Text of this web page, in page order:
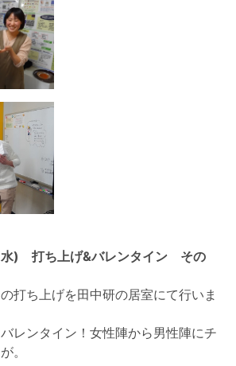
) 打ち上げ&バレンタイン その
打ち上げを田中研の居室にて行いま
レンタイン！女性陣から男性陣にチ
。